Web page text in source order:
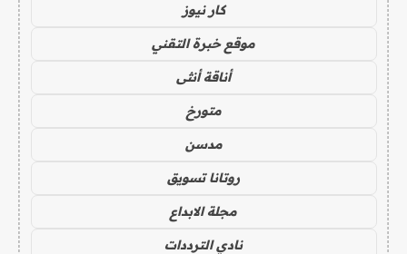
كار نيوز
موقع خبرة التقني
أناقة أنثى
متورخ
مدسن
روتانا تسويق
مجلة الابداع
نادي الترددات